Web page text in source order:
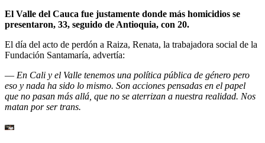
El Valle del Cauca fue justamente donde más homicidios se
presentaron, 33, seguido de Antioquia, con 20.
El día del acto de perdón a Raiza, Renata, la trabajadora social de la
Fundación Santamaría, advertía:
— En Cali y el Valle tenemos una política pública de género pero
eso y nada ha sido lo mismo. Son acciones pensadas en el papel
que no pasan más allá, que no se aterrizan a nuestra realidad. Nos
matan por ser trans.